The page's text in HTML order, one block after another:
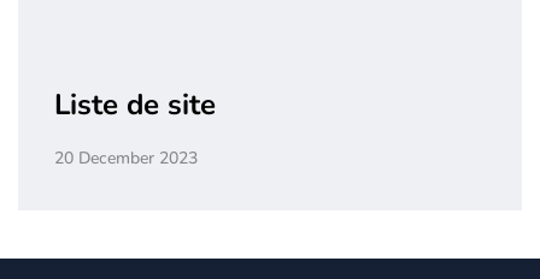
Liste de site
20 December 2023